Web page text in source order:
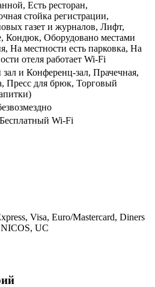
Есть ресторан,
стойка регистрации,
газет и журналов, Лифт,
Кондюк, Оборудовано местами
На местности есть парковка, На
отеля работает Wi-Fi
и Конференц-зал, Прачечная,
Пресс для брюк, Торговый
Wi-Fi
Visa, Euro/Mastercard, Diners
UC